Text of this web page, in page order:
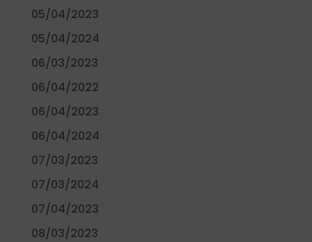
05/04/2023
05/04/2024
06/03/2023
06/04/2022
06/04/2023
06/04/2024
07/03/2023
07/03/2024
07/04/2023
08/03/2023